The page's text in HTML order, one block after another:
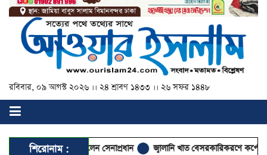
রবিবার, ০৯ আগস্ট ২০২৬ ।। ২৪ শ্রাবণ ১৪৩৩ ।। ২৬ সফর ১৪৪৮
শিরোনাম :
আবেই সফরে গেলেন সেনাপ্রধান জ্বালানি খাত বেসরকারিকরণে কর্পোরেট